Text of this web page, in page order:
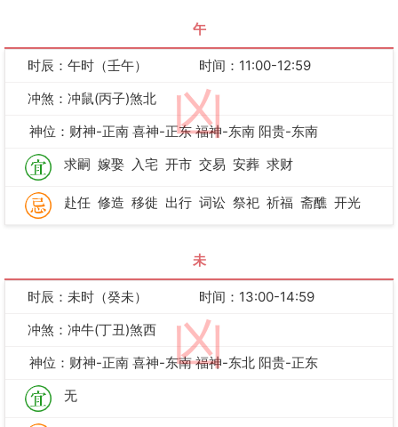
午
凶
时辰：午时（壬午）
时间：11:00-12:59
冲煞：冲鼠(丙子)煞北
神位：财神-正南 喜神-正东 福神-东南 阳贵-东南
求嗣 嫁娶 入宅 开市 交易 安葬 求财
赴任 修造 移徙 出行 词讼 祭祀 祈福 斋醮 开光
未
凶
时辰：未时（癸未）
时间：13:00-14:59
冲煞：冲牛(丁丑)煞西
神位：财神-正南 喜神-东南 福神-东北 阳贵-正东
无